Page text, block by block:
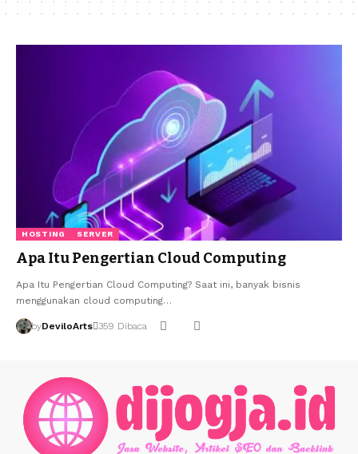
HOSTING SERVER
Apa Itu Pengertian Cloud Computing
Apa Itu Pengertian Cloud Computing? Saat ini, banyak bisnis
menggunakan cloud computing…
byDeviloArts 359 Dibaca